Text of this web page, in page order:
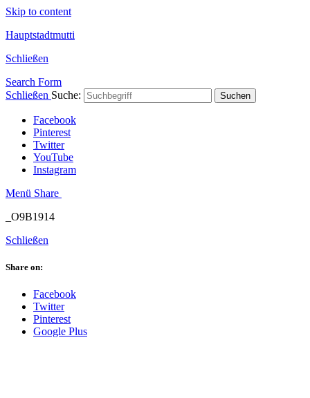
Skip to content
Hauptstadtmutti
Schließen
Search Form
Schließen Suche: Suchen
Facebook
Pinterest
Twitter
YouTube
Instagram
Menü Share
_O9B1914
Schließen
Share on:
Facebook
Twitter
Pinterest
Google Plus